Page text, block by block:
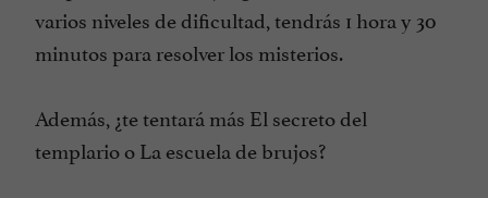
varios niveles de dificultad, tendrás 1 hora y 30
minutos para resolver los misterios.
Además, ¿te tentará más El secreto del
templario o La escuela de brujos?